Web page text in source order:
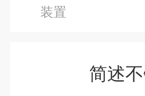
装置
简述